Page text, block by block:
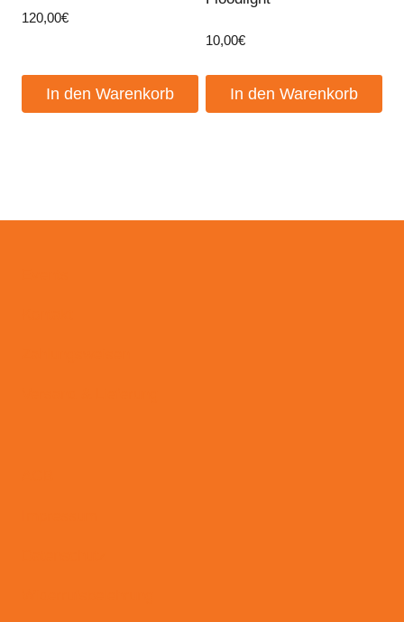
120,00€
In den Warenkorb
10,00€
In den Warenkorb